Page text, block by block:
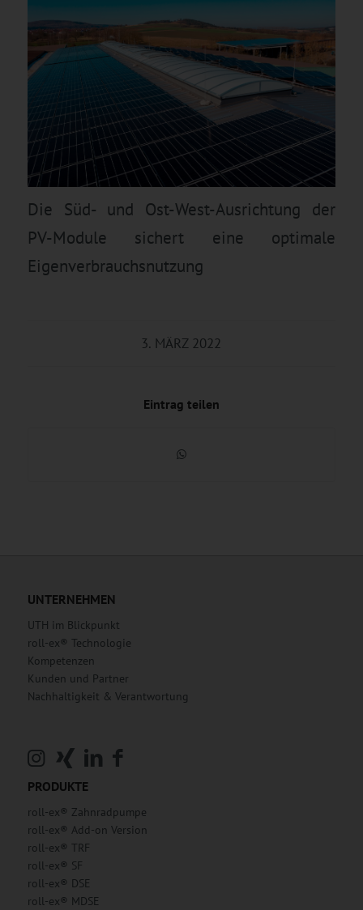
Die Süd- und Ost-West-Ausrichtung der
PV-Module sichert eine optimale
Eigenverbrauchsnutzung
3. MÄRZ 2022
Eintrag teilen
UNTERNEHMEN
UTH im Blickpunkt
roll-ex® Technologie
Kompetenzen
Kunden und Partner
Nachhaltigkeit & Verantwortung
PRODUKTE
roll-ex® Zahnradpumpe
roll-ex® Add-on Version
roll-ex® TRF
roll-ex® SF
roll-ex® DSE
roll-ex® MDSE